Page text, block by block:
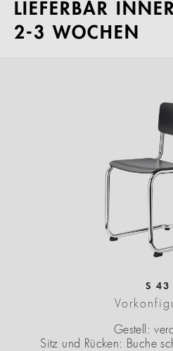
LIEFERBAR
2-3 WOCHEN
S 43
Gestell:
Sitz und Rücken: Buche